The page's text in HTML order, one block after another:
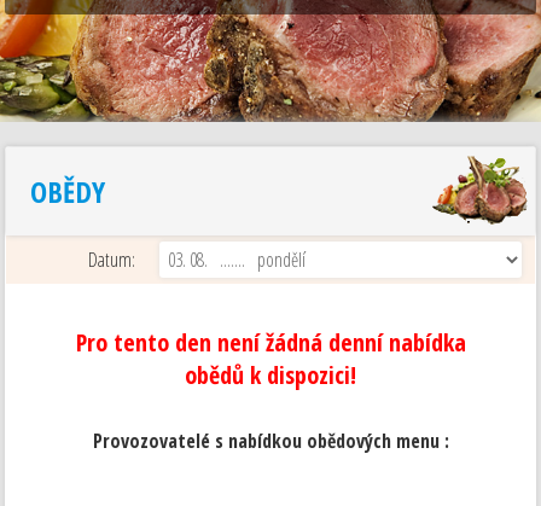
OBĚDY
Datum:
Pro tento den není žádná denní nabídka
obědů k dispozici!
Provozovatelé s nabídkou obědových menu :